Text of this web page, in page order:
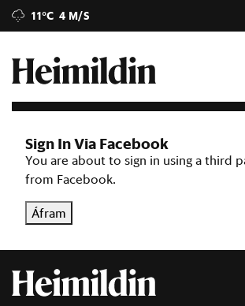
11°C 4 M/S
Sign In Via Facebook
You are about to sign in using a third
from Facebook.
Áfram